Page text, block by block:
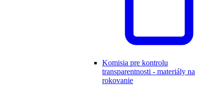
Komisia pre kontrolu
transparentnosti - materiály na
rokovanie